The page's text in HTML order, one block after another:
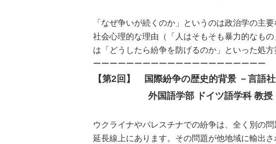
「なぜ争いが続くのか」というのは政治学の主
社会心理的な理由（「人はそもそも暴力的なも
は「どうしたら紛争を防げるのか」といった処
ーーーーーーーーーーーーーーーーーーーーー
【第2回】　国際紛争の歴史的背景 －言語
外国語学部 ドイツ語学科 教授　
ウクライナやパレスチナでの紛争は、全く別の
延長線上にあります。その問題が他地域に輸出